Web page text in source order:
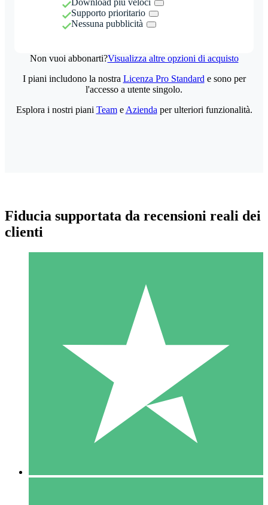
Supporto prioritario
Nessuna pubblicità
Non vuoi abbonarti?Visualizza altre opzioni di acquisto
Pacchetti di Crediti Individuali
Paga a consumo con crediti di download. Nessun impegno
1 Download
10
US$1500
I piani includono la nostra Licenza Pro Standard e sono per
l'accesso a utente singolo.
Esplora i nostri piani Teame Azienda per ulteriori funzionalità.
Fiducia supportata da recensioni reali dei
clienti